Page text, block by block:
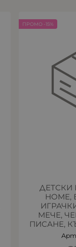
ДЕТСКИ
МЕЧЕ,
ПИСАНЕ,
ПРОМО -15%